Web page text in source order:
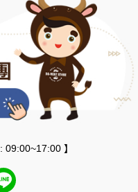
】